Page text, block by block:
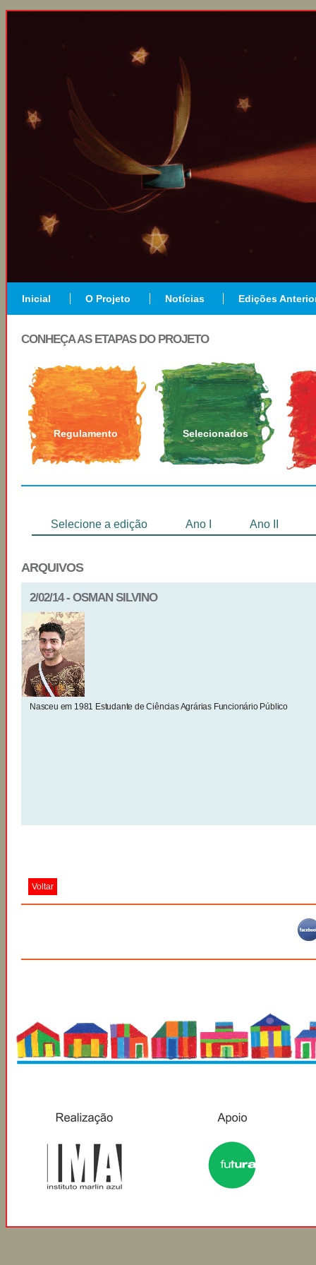
Inicial O Projeto Notícias Edições
CONHEÇA AS ETAPAS DO PROJETO
Regulamento Selecionados
Selecione a edição Ano I Ano II
ARQUIVOS
2/02/14 - OSMAN SILVINO
Nasceu em 1981 Estudante de Ciências Agrárias Funcionário Público
Voltar